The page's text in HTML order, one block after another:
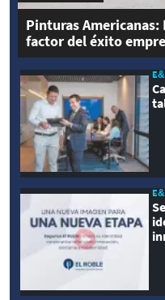
Pinturas
factor del éxito